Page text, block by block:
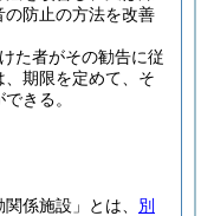
防止の方法を改善
た者がその勧告に従
期限を定めて、そ
きる。
係施設」とは、 別